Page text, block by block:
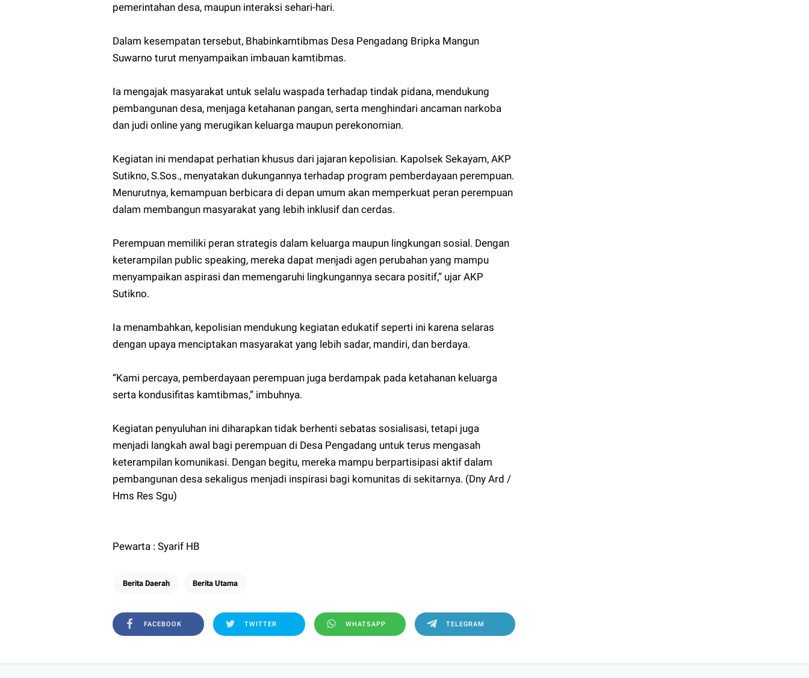
pemerintahan desa, maupun interaksi sehari-hari.
Dalam kesempatan tersebut, Bhabinkamtibmas Desa Pengadang Bripka Mangun
Suwarno turut menyampaikan imbauan kamtibmas.
Ia mengajak masyarakat untuk selalu waspada terhadap tindak pidana, mendukung
pembangunan desa, menjaga ketahanan pangan, serta menghindari ancaman narkoba
dan judi online yang merugikan keluarga maupun perekonomian.
Kegiatan ini mendapat perhatian khusus dari jajaran kepolisian. Kapolsek Sekayam, AKP
Sutikno, S.Sos., menyatakan dukungannya terhadap program pemberdayaan perempuan.
Menurutnya, kemampuan berbicara di depan umum akan memperkuat peran perempuan
dalam membangun masyarakat yang lebih inklusif dan cerdas.
Perempuan memiliki peran strategis dalam keluarga maupun lingkungan sosial. Dengan
keterampilan public speaking, mereka dapat menjadi agen perubahan yang mampu
menyampaikan aspirasi dan memengaruhi lingkungannya secara positif,” ujar AKP
Sutikno.
Ia menambahkan, kepolisian mendukung kegiatan edukatif seperti ini karena selaras
dengan upaya menciptakan masyarakat yang lebih sadar, mandiri, dan berdaya.
“Kami percaya, pemberdayaan perempuan juga berdampak pada ketahanan keluarga
serta kondusifitas kamtibmas,” imbuhnya.
Kegiatan penyuluhan ini diharapkan tidak berhenti sebatas sosialisasi, tetapi juga
menjadi langkah awal bagi perempuan di Desa Pengadang untuk terus mengasah
keterampilan komunikasi. Dengan begitu, mereka mampu berpartisipasi aktif dalam
pembangunan desa sekaligus menjadi inspirasi bagi komunitas di sekitarnya. (Dny Ard /
Hms Res Sgu)
Pewarta : Syarif HB
Berita Daerah Berita Utama
FACEBOOK TWITTER WHATSAPP TELEGRAM